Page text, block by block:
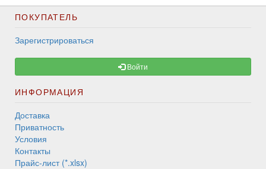
ПОКУПАТЕЛЬ
Зарегистрироваться
Войти
ИНФОРМАЦИЯ
Доставка
Приватность
Условия
Контакты
Прайс-лист (*.xlsx)